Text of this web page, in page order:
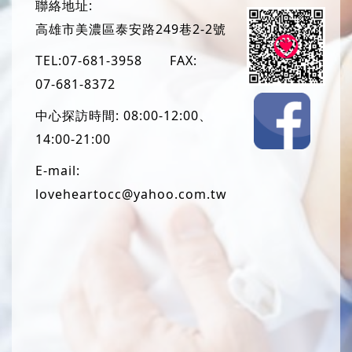
聯絡地址:
高雄市美濃區泰安路249巷2-2號
TEL:07-681-3958
FAX:
07-681-8372
中心探訪時間: 08:00-12:00、
14:00-21:00
E-mail:
loveheartocc@yahoo.com.tw